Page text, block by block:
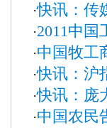
·快讯：传
·2011中
·中国牧工
·快讯：沪
·快讯：庞
·中国农民